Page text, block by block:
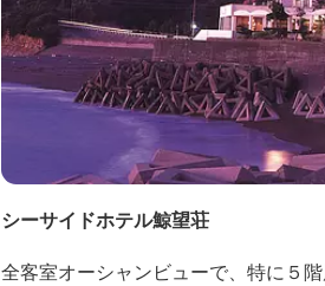
シーサイドホテル鯨望荘
全客室オーシャンビューで、特に５